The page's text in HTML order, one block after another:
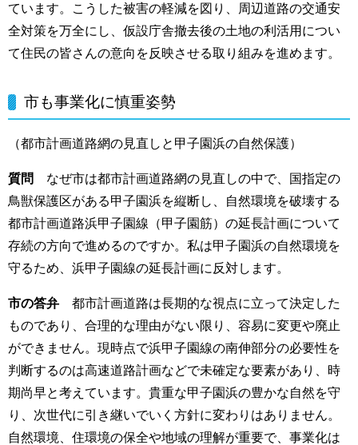
ています。こうした被害の軽減を図り、周辺道路の交通安
全対策を万全にし、仮設庁舎撤去後の土地の利活用につい
て住民の皆さんの意向を反映させる取り組みを進めます。
市も事業化に慎重姿勢
（都市計画道路網の見直しと甲子園浜の自然保護）
質問
なぜ市は都市計画道路網の見直しの中で、国指定の
鳥獣保護区がある甲子園浜を縦断し、自然環境を破壊する
都市計画道路浜甲子園線（甲子園筋）の延長計画について
存続の方向で進めるのですか。私は甲子園浜の自然環境を
守るため、浜甲子園線の延長計画に反対します。
市の答弁 都市計画道路は長期的な視点に立って決定した
ものであり、合理的な理由がない限り、容易に変更や廃止
ができません。現時点で浜甲子園線の南伸部分の必要性を
判断するのは高速道路計画などで未確定な要素があり、時
期尚早と考えています。貴重な甲子園浜の豊かな自然を守
り、次世代に引き継いでいく方針に変わりはありません。
自然環境、住環境の保全や地域の理解が重要で、事業化は